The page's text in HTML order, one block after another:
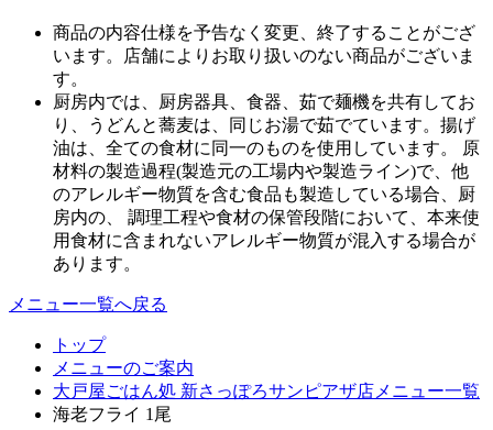
商品の内容仕様を予告なく変更、終了することがござ
います。店舗によりお取り扱いのない商品がございま
す。
厨房内では、厨房器具、食器、茹で麺機を共有してお
り、うどんと蕎麦は、同じお湯で茹でています。揚げ
油は、全ての食材に同一のものを使用しています。 原
材料の製造過程(製造元の工場内や製造ライン)で、他
のアレルギー物質を含む食品も製造している場合、厨
房内の、 調理工程や食材の保管段階において、本来使
用食材に含まれないアレルギー物質が混入する場合が
あります。
メニュー一覧へ戻る
トップ
メニューのご案内
大戸屋ごはん処 新さっぽろサンピアザ店メニュー一覧
海老フライ 1尾